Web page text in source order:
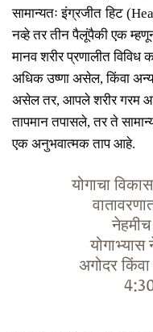
सामान्यतःइंग्रजीत हिट
नव्हे तर तीन पैलूंपैकी एक
मानव शरीर प्रणालीत
अधिक उष्णा असेल, किंवा
असेल तर, आपले शरीर गरम
तापमान तपासले, तर ते
एक अनुभवात्मक ताप आहे.
योगाचा
अगोदर